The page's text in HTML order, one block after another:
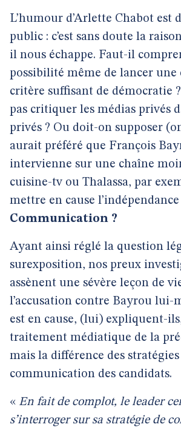
L’humour d’Arlette Chabot est
public : c’est sans doute la
il nous échappe. Faut-il
possibilité même de lancer
critère suffisant de démocratie
pas critiquer les médias privés
privés ? Ou doit-on supposer (on
aurait préféré que François
intervienne sur une chaîne
cuisine-tv ou Thalassa, par
mettre en cause l’indépendance
Communication ?
Ayant ainsi réglé la question
surexposition, nos preux
assènent une sévère leçon de
l’accusation contre Bayrou lui-
est en cause, (lui) expliquent-ils,
traitement médiatique de la
mais la différence des stratégies
communication des candidats.
« En fait de complot, le leader
s’interroger sur sa stratégie de